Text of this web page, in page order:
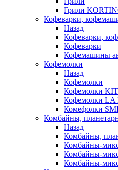
Грили
Кофеварки,
Назад
Кофеварки,
Кофеварки
Кофемашины
Кофемолки
Назад
Кофемолки
Кофемолки
Кофемолки LA
Комефолки
Комбайны,
Назад
Комбайны,
Комбайны-
Комбайны-
Комбайны-